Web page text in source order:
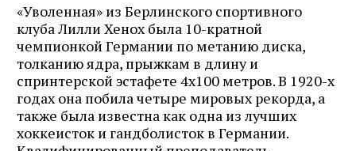
«Уволенная» из Берлинского спортивного
клуба Лилли Хенох была 10-кратной
чемпионкой Германии по метанию диска,
толканию ядра, прыжкам в длину и
спринтерской эстафете 4х100 метров. В 1920-х
годах она побила четыре мировых рекорда, а
также была известна как одна из лучших
хоккеисток и гандболисток в Германии.